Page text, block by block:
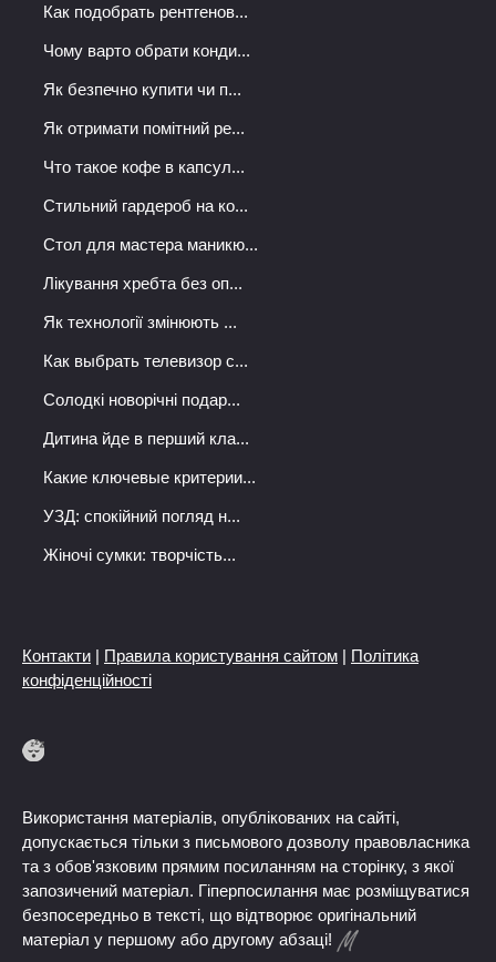
Как подобрать рентгенов...
Чому варто обрати конди...
Як безпечно купити чи п...
Як отримати помітний ре...
Что такое кофе в капсул...
Стильний гардероб на ко...
Стол для мастера маникю...
Лікування хребта без оп...
Як технології змінюють ...
Как выбрать телевизор с...
Солодкі новорічні подар...
Дитина йде в перший кла...
Какие ключевые критерии...
УЗД: спокійний погляд н...
Жіночі сумки: творчість...
Контакти | Правила користування сайтом | Політика
конфіденційності
Використання матеріалів, опублікованих на сайті,
допускається тільки з письмового дозволу правовласника
та з обов'язковим прямим посиланням на сторінку, з якої
запозичений матеріал. Гіперпосилання має розміщуватися
безпосередньо в тексті, що відтворює оригінальний
матеріал у першому або другому абзаці!